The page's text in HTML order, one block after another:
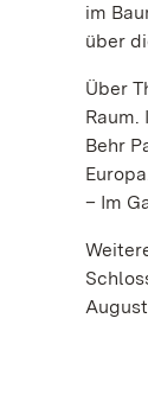
im
über
Über
Behr
– Im